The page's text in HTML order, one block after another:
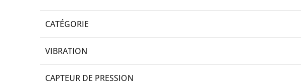
CATÉGORIE
VIBRATION
CAPTEUR DE PRESSION